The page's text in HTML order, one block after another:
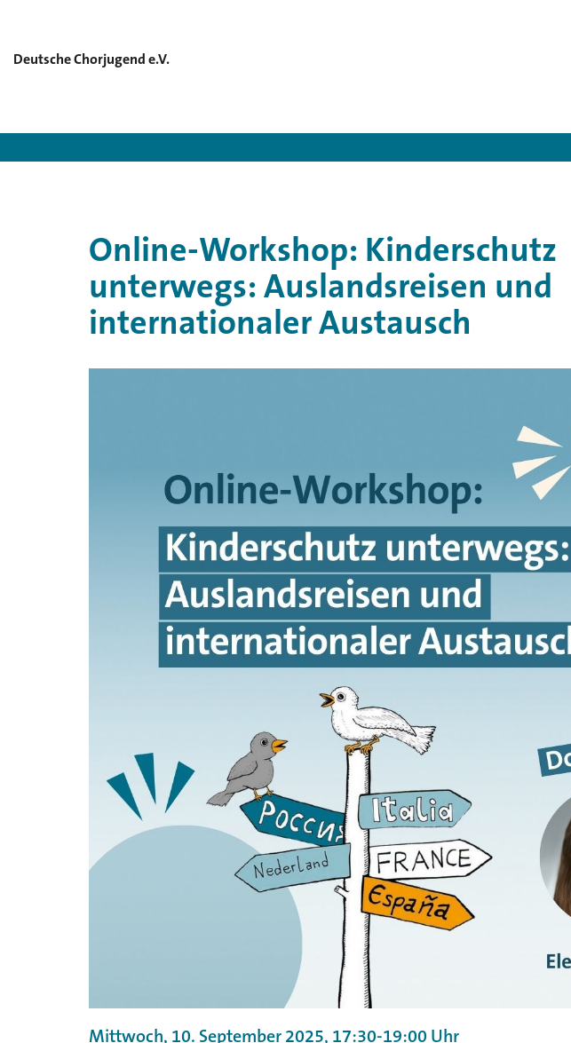
Deutsche Chorjugend e.V.
Online-Workshop: Kinderschutz
unterwegs: Auslandsreisen und
internationaler Austausch
Mittwoch, 10. September 2025, 17:30-19:00 Uhr